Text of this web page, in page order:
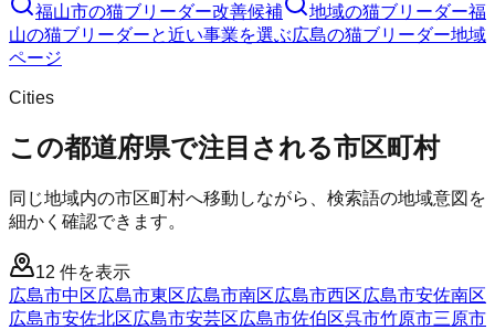
福山市の猫ブリーダー改善候補 地域の猫ブリーダー福
山の猫ブリーダーと近い事業を選ぶ広島の猫ブリーダー地域
ページ
Cities
この都道府県で注目される市区町村
同じ地域内の市区町村へ移動しながら、検索語の地域意図を
細かく確認できます。
12 件を表示
広島市中区広島市東区広島市南区広島市西区広島市安佐南区
広島市安佐北区広島市安芸区広島市佐伯区呉市竹原市三原市